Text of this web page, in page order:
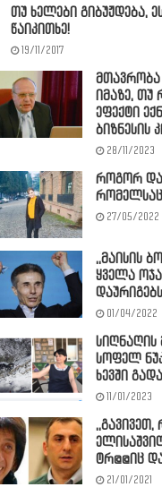
თუ ხელები გიბუჟდება,
წაიკითხე!
19/11/2017
იმაზე, თუ
ეფექტი
ბიზნესის
28/11/2023
როგორ
რომელსაც
27/05/2022
,,მაისის
ყველა
01/04/2022
სიღნაღის
სოფელ
ხევში
11/01/2023
ტრ@@იც
21/01/2021